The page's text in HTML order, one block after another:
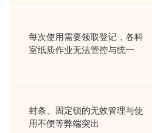
每次使用需要领取登记，各科
室纸质作业无法管控与统一
封条、固定锁的无效管理与使
用不便等弊端突出